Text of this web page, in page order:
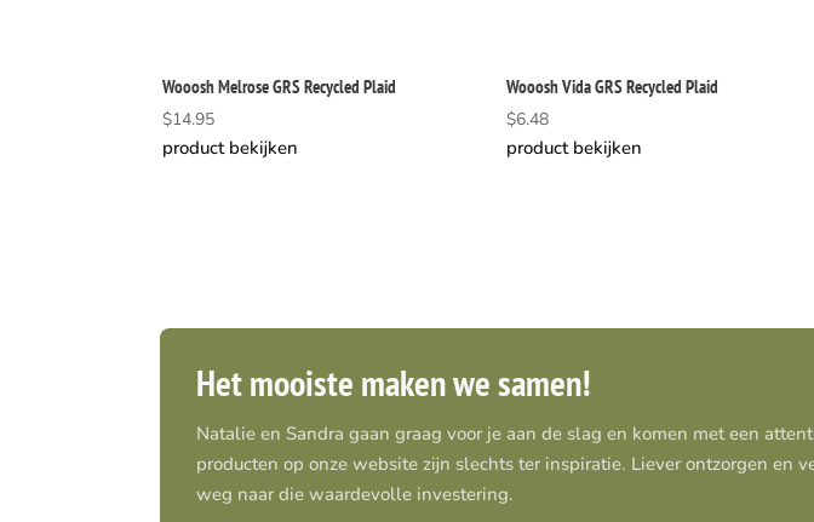
Wooosh Melrose GRS Recycled Plaid
$14.95
product bekijken
Wooosh Vida GRS Recycled Plaid
$6.48
product bekijken
Het mooiste maken we samen!
Natalie en Sandra gaan graag voor je aan de slag en komen met een
producten op onze website zijn slechts ter inspiratie. Liever ontzorgen en
weg naar die waardevolle investering.